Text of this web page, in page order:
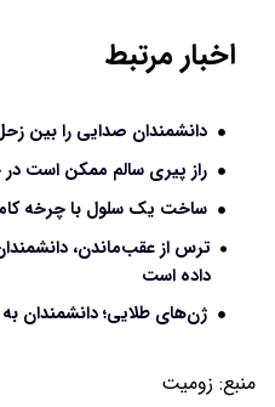
اخبار مرتبط
دانشمندان صدایی را بین
راز پیری سالم ممکن است
ساخت یک سلول با چرخه
ترس از عقب‌ماندن،
داده است
ژن‌های طلایی؛ دانشمندان به سراغ سه
منبع: زومیت